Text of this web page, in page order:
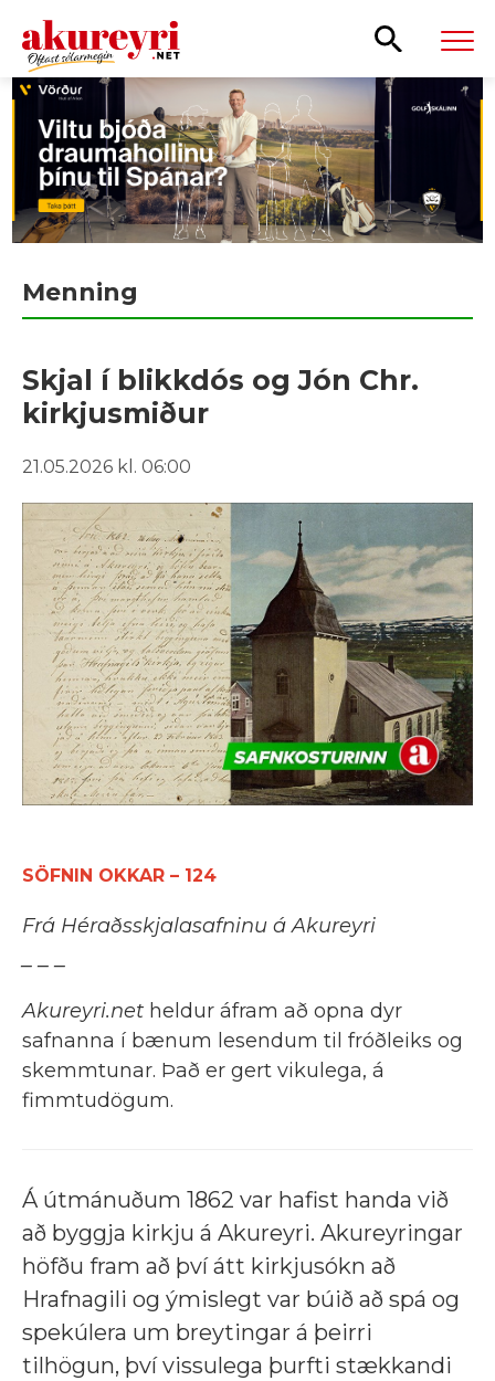
Leita
Menning
Skjal í blikkdós og Jón Chr.
kirkjusmiður
21.05.2026 kl. 06:00
SÖFNIN OKKAR – 124
Frá Héraðsskjalasafninu á Akureyri
Akureyri.net heldur áfram að opna dyr
safnanna í bænum lesendum til fróðleiks og
skemmtunar. Það er gert vikulega, á
fimmtudögum.
Á útmánuðum 1862 var hafist handa við
að byggja kirkju á Akureyri. Akureyringar
höfðu fram að því átt kirkjusókn að
Hrafnagili og ýmislegt var búið að spá og
spekúlera um breytingar á þeirri
tilhögun, því vissulega þurfti stækkandi